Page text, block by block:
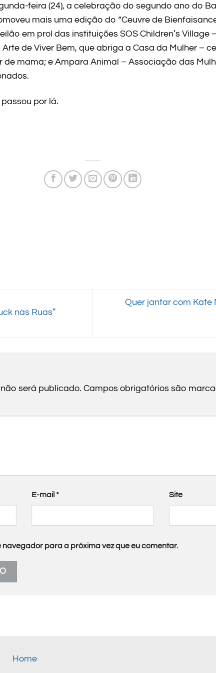
feira (24), a celebração do segundo ano do
mais uma edição do “Ceuvre de
em prol das instituições SOS Children’s Village
de Viver Bem, que abriga a Casa da Mulher –
mama; e Ampara Animal – Associação das
por lá.
nas Ruas”
Quer jantar com Kate
será publicado. Campos obrigatórios são
E-mail * Site
para a próxima vez que eu comentar.
Home